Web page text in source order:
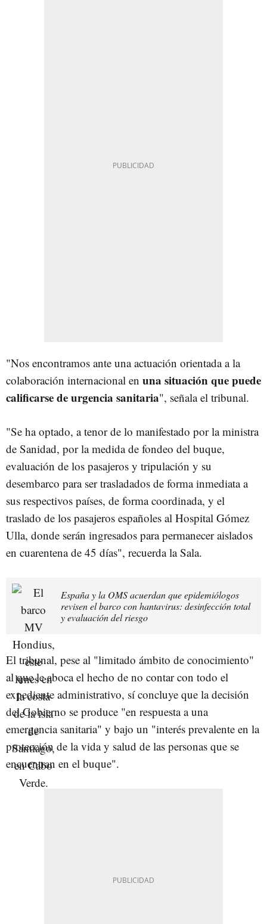
"Nos encontramos ante una actuación orientada a la
colaboración internacional en una situación que puede
calificarse de urgencia sanitaria", señala el tribunal.
"Se ha optado, a tenor de lo manifestado por la ministra
de Sanidad, por la medida de fondeo del buque,
evaluación de los pasajeros y tripulación y su
desembarco para ser trasladados de forma inmediata a
sus respectivos países, de forma coordinada, y el
traslado de los pasajeros españoles al Hospital Gómez
Ulla, donde serán ingresados para permanecer aislados
en cuarentena de 45 días", recuerda la Sala.
España y la OMS acuerdan que epidemiólogos
revisen el barco con hantavirus: desinfección total
y evaluación del riesgo
El tribunal, pese al "limitado ámbito de conocimiento"
al que le aboca el hecho de no contar con todo el
expediente administrativo, sí concluye que la decisión
del Gobierno se produce "en respuesta a una
emergencia sanitaria" y bajo un "interés prevalente en la
protección de la vida y salud de las personas que se
encuentran en el buque".